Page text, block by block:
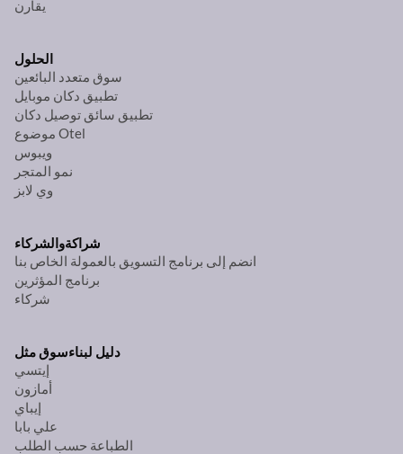
يقارن
الحلول
سوق متعدد البائعين
تطبيق دكان موبايل
تطبيق سائق توصيل دكان
موضوع Otel
ويبوس
نمو المتجر
وي لابز
شراكةوالشركاء
انضم إلى برنامج التسويق بالعمولة الخاص بنا
برنامج المؤثرين
شركاء
دليل لبناءسوق مثل
إيتسي
أمازون
إيباي
علي بابا
الطباعة حسب الطلب